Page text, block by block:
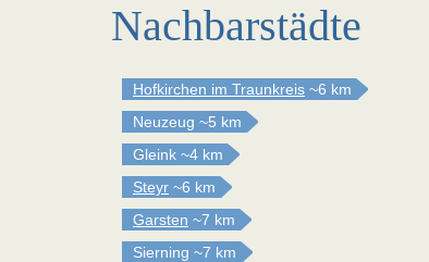
Nachbarstädte
Hofkirchen im Traunkreis ~6 km
Neuzeug ~5 km
Gleink ~4 km
Steyr ~6 km
Garsten ~7 km
Sierning ~7 km